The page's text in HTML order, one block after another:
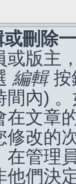
刪除
或版主
編輯按
間內)
在文章
修改的
在管理
他們決